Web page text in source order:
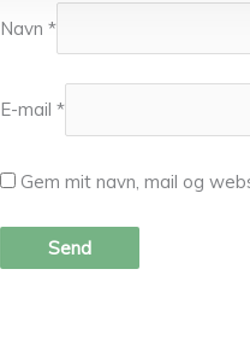
Navn *
E-mail *
Gem mit navn, mail og